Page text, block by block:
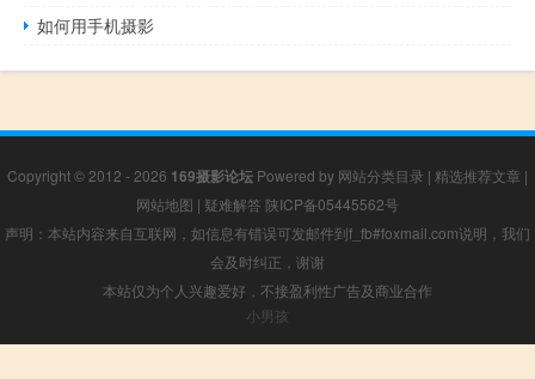
如何用手机摄影
Copyright © 2012 - 2026 169摄影论坛 Powered by 网站分类目录 | 精选推荐文章 |
网站地图 | 疑难解答 陕ICP备05445562号
声明：本站内容来自互联网，如信息有错误可发邮件到f_fb#foxmail.com说明，我们
会及时纠正，谢谢
本站仅为个人兴趣爱好，不接盈利性广告及商业合作
小男孩